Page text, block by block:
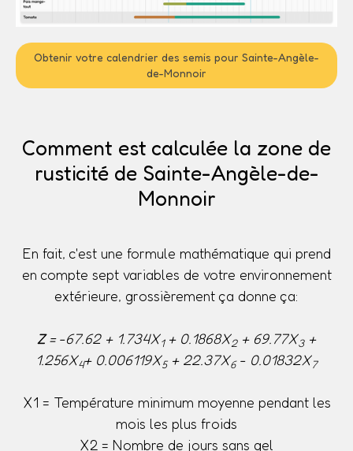
Obtenir votre calendrier des semis pour Sainte-Angèle-
de-Monnoir
Comment est calculée la zone de
rusticité de Sainte-Angèle-de-
Monnoir
En fait, c'est une formule mathématique qui prend
en compte sept variables de votre environnement
extérieure, grossièrement ça donne ça:
Z= -67.62 + 1.734X1+ 0.1868X2+ 69.77X3+
1.256X4+ 0.006119X5+ 22.37X6- 0.01832X7
X1 = Température minimum moyenne pendant les
mois les plus froids
X2 = Nombre de jours sans gel